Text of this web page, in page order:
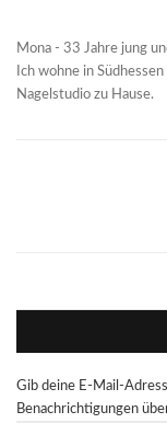
Mona - 33 Jahre jung
Ich wohne in
Nagelstudio zu Hause.
Gib deine E-Mail-
Benachrichtigungen